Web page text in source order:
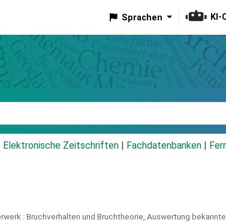
Sprachen KI-
Elektronische Zeitschriften Fachdatenbanken
: Bruchverhalten und Bruchtheorie, Auswertung